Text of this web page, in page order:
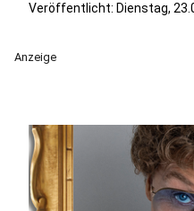
Veröffentlicht: Dienstag,
Anzeige